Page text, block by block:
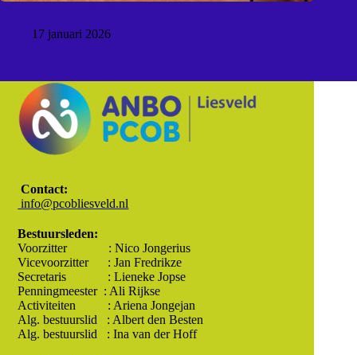
17 januari 2026
Contact:
info@pcobliesveld.nl
Bestuursleden:
Voorzitter : Nico Jongerius
Vicevoorzitter : Jan Fredrikze
Secretaris : Lieneke Jopse
Penningmeester : Ali Rijkse
Activiteiten : Ariena Jongejan
Alg. bestuurslid : Albert den Besten
Alg. bestuurslid : Ina van der Hoff